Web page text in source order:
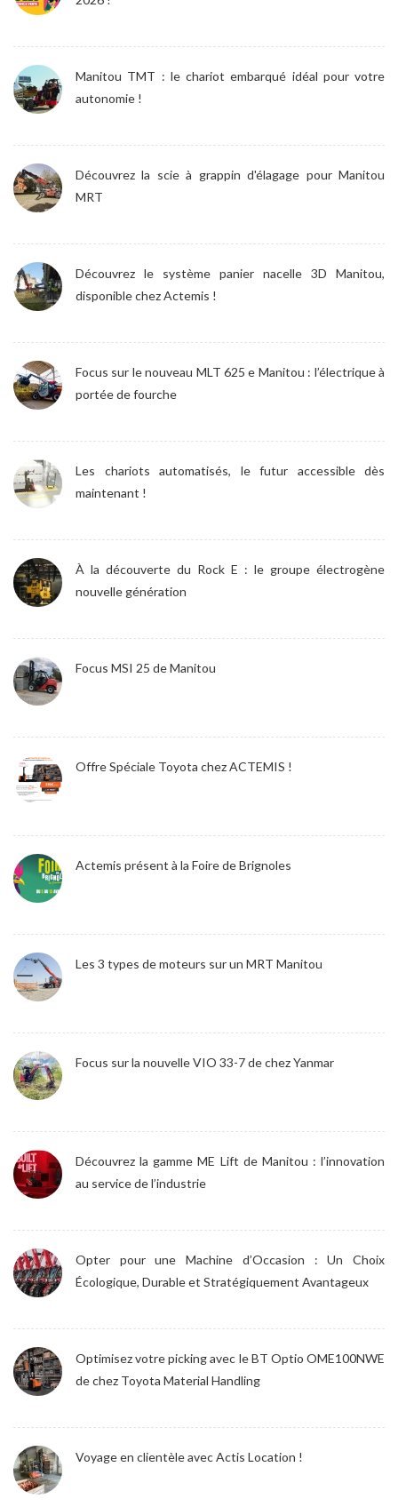
Manitou TMT : le chariot embarqué idéal pour votre
autonomie !
Découvrez la scie à grappin d'élagage pour Manitou
MRT
Découvrez le système panier nacelle 3D Manitou,
disponible chez Actemis !
Focus sur le nouveau MLT 625 e Manitou : l’électrique à
portée de fourche
Les chariots automatisés, le futur accessible dès
maintenant !
À la découverte du Rock E : le groupe électrogène
nouvelle génération
Focus MSI 25 de Manitou
Offre Spéciale Toyota chez ACTEMIS !
Actemis présent à la Foire de Brignoles
Les 3 types de moteurs sur un MRT Manitou
Focus sur la nouvelle VIO 33-7 de chez Yanmar
Découvrez la gamme ME Lift de Manitou : l’innovation
au service de l’industrie
Opter pour une Machine d’Occasion : Un Choix
Écologique, Durable et Stratégiquement Avantageux
Optimisez votre picking avec le BT Optio OME100NWE
de chez Toyota Material Handling
Voyage en clientèle avec Actis Location !